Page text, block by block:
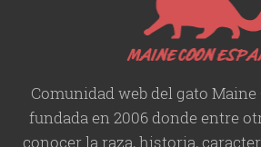
Comunidad web del gato Maine
fundada en 2006 donde entre
conocer la raza, historia,